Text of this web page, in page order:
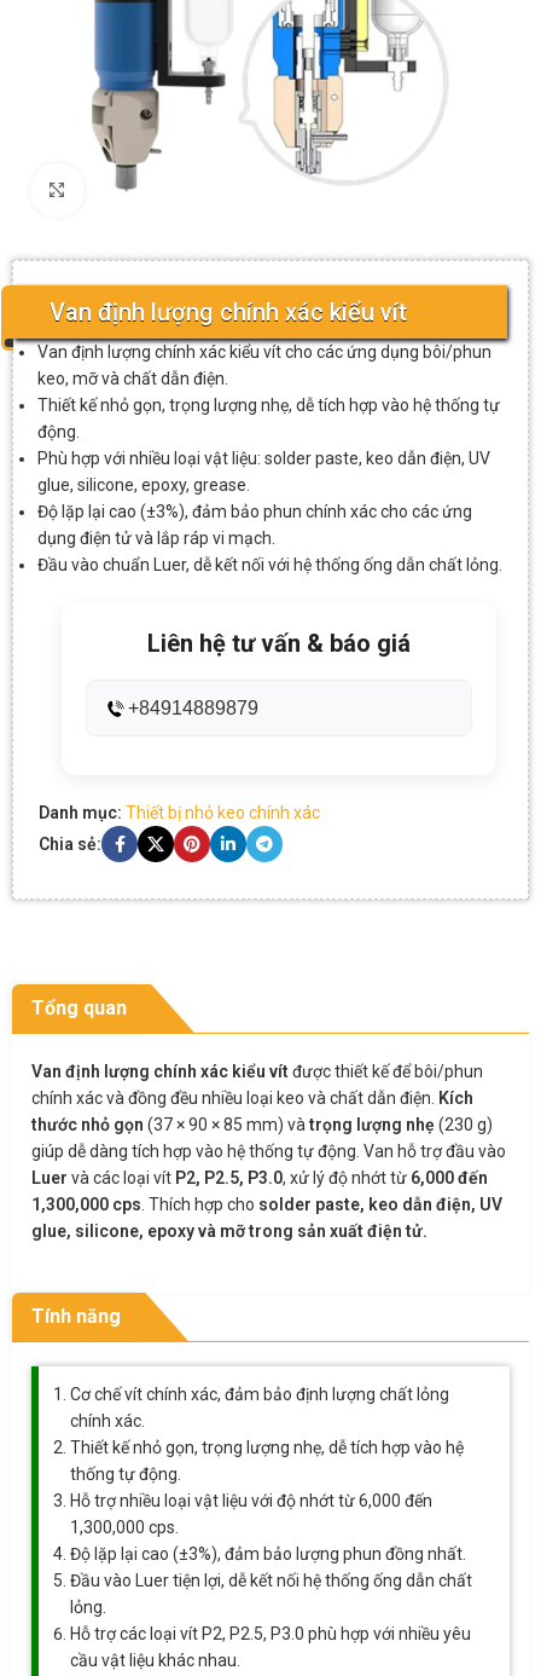
Click to enlarge
Van định lượng chính xác kiểu vít
Van định lượng chính xác kiểu vít cho các ứng dụng bôi/phun
keo, mỡ và chất dẫn điện.
Thiết kế nhỏ gọn, trọng lượng nhẹ, dễ tích hợp vào hệ thống tự
động.
Phù hợp với nhiều loại vật liệu: solder paste, keo dẫn điện, UV
glue, silicone, epoxy, grease.
Độ lặp lại cao (±3%), đảm bảo phun chính xác cho các ứng
dụng điện tử và lắp ráp vi mạch.
Đầu vào chuẩn Luer, dễ kết nối với hệ thống ống dẫn chất lỏng.
Liên hệ tư vấn & báo giá
+84914889879
Danh mục: Thiết bị nhỏ keo chính xác
Chia sẻ:
Tổng quan
Van định lượng chính xác kiểu vít được thiết kế để bôi/phun
chính xác và đồng đều nhiều loại keo và chất dẫn điện. Kích
thước nhỏ gọn (37 × 90 × 85 mm) vàtrọng lượng nhẹ(230 g)
giúp dễ dàng tích hợp vào hệ thống tự động. Van hỗ trợ đầu vào
Luer và các loại vít P2, P2.5, P3.0, xử lý độ nhớt từ 6,000 đến
1,300,000 cps . Thích hợp cho solder paste, keo dẫn điện, UV
glue, silicone, epoxy và mỡ trong sản xuất điện tử.
Tính năng
Cơ chế vít chính xác, đảm bảo định lượng chất lỏng
chính xác.
Thiết kế nhỏ gọn, trọng lượng nhẹ, dễ tích hợp vào hệ
thống tự động.
Hỗ trợ nhiều loại vật liệu với độ nhớt từ 6,000 đến
1,300,000 cps.
Độ lặp lại cao (±3%), đảm bảo lượng phun đồng nhất.
Đầu vào Luer tiện lợi, dễ kết nối hệ thống ống dẫn chất
lỏng.
Hỗ trợ các loại vít P2, P2.5, P3.0 phù hợp với nhiều yêu
cầu vật liệu khác nhau.